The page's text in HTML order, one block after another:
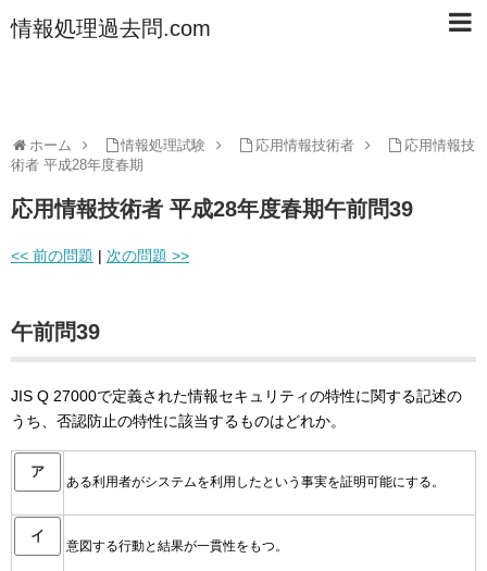
情報処理過去問.com
ホーム 情報処理試験 応用情報技術者
応用情報技
術者 平成28年度春期
応用情報技術者 平成28年度春期午前問39
<< 前の問題 | 次の問題 >>
午前問39
JIS Q 27000で定義された情報セキュリティの特性に関する記述の
うち、否認防止の特性に該当するものはどれか。
ア
ある利用者がシステムを利用したという事実を証明可能にする。
イ
意図する行動と結果が一貫性をもつ。